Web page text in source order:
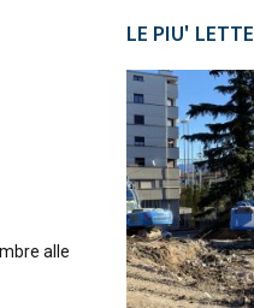
alle
LE PIU' LETTE